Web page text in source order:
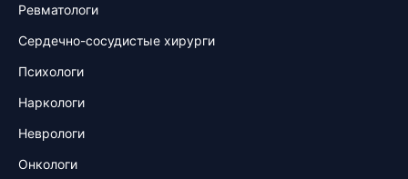
Ревматологи
Сердечно-сосудистые хирурги
Психологи
Наркологи
Неврологи
Онкологи